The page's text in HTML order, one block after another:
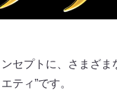
セプトに、さまざま
ティ”です。